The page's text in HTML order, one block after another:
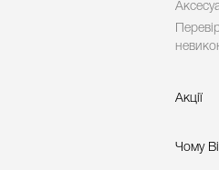
Акції
Чому